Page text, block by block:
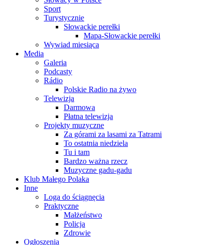
Sport
Turystycznie
Słowackie perełki
Mapa-Słowackie perełki
Wywiad miesiąca
Media
Galeria
Podcasty
Rádio
Polskie Radio na żywo
Telewizja
Darmowa
Płatna telewizja
Projekty muzyczne
Za górami za lasami za Tatrami
To ostatnia niedziela
Tu i tam
Bardzo ważna rzecz
Muzyczne gadu-gadu
Klub Małego Polaka
Inne
Loga do ściągnęcia
Praktyczne
Małżeństwo
Policja
Zdrowie
Ogłoszenia